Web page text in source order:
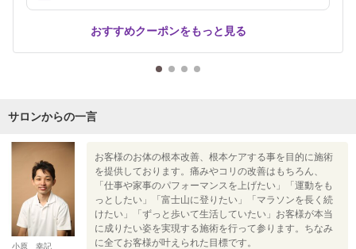
おすすめクーポンをもっと見る
サロンからの一言
小原 幸記
お客様のお体の根本改善、根本ケアする事を目的に施術
を提供しております。痛みやコリの改善はもちろん、
「仕事や家事のパフォーマンスを上げたい」「運動をも
っとしたい」「富士山に登りたい」「マラソンを長く続
けたい」「ずっと歩いて生活していたい」お客様が本当
に成りたい姿を実現する施術を行って参ります。ちなみ
に全てお客様が叶えられた目標です。